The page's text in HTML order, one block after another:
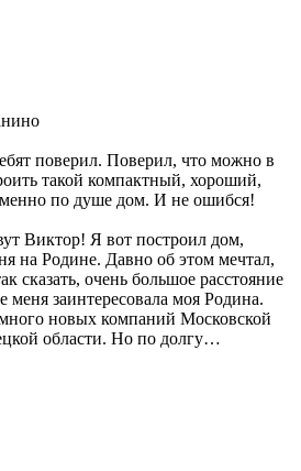
поверил. Поверил, что можно в
такой компактный, хороший,
по душе дом. И не ошибся!
Виктор! Я вот построил дом,
на Родине. Давно об этом мечтал,
сказать, очень большое расстояние
заинтересовала моя Родина.
новых компаний Московской
области. Но по долгу…